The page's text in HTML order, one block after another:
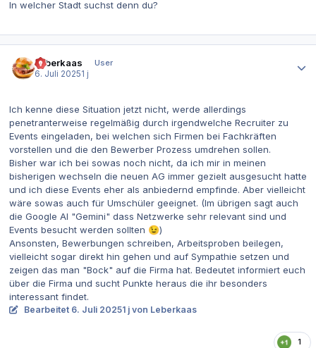
In welcher Stadt suchst denn du?
Leberkaas
User
6. Juli 20251 j
Ich kenne diese Situation jetzt nicht, werde allerdings
penetranterweise regelmäßig durch irgendwelche Recruiter zu
Events eingeladen, bei welchen sich Firmen bei Fachkräften
vorstellen und die den Bewerber Prozess umdrehen sollen.
Bisher war ich bei sowas noch nicht, da ich mir in meinen
bisherigen wechseln die neuen AG immer gezielt ausgesucht hatte
und ich diese Events eher als anbiedernd empfinde. Aber vielleicht
wäre sowas auch für Umschüler geeignet. (Im übrigen sagt auch
die Google AI "Gemini" dass Netzwerke sehr relevant sind und
Events besucht werden sollten 😉)
Ansonsten, Bewerbungen schreiben, Arbeitsproben beilegen,
vielleicht sogar direkt hin gehen und auf Sympathie setzen und
zeigen das man "Bock" auf die Firma hat. Bedeutet informiert euch
über die Firma und sucht Punkte heraus die ihr besonders
interessant findet.
Bearbeitet 6. Juli 20251 j von Leberkaas
1